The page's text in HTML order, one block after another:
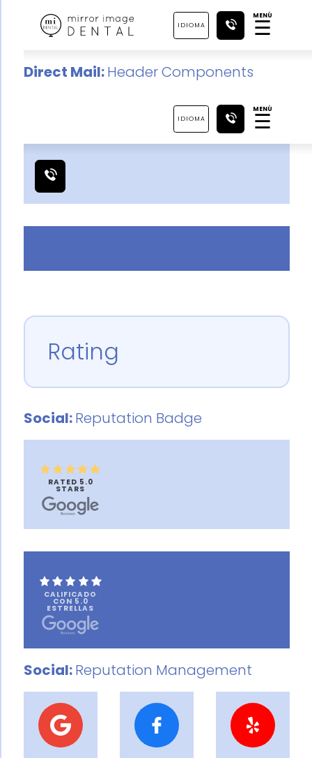
IDIOMA
MENÚ
☰
Direct Mail:Header Components
IDIOMA
MENÚ
☰
Rating
Social:Reputation Badge
RATED 5.0
STARS
CALIFICADO
CON 5.0
ESTRELLAS
Social:Reputation Management